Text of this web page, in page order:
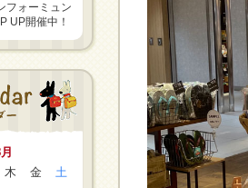
フォーミュン
UP開催中！
木 金
土